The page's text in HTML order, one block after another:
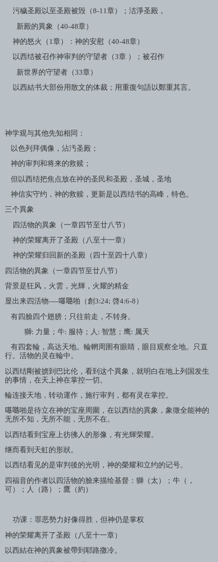
污穢圣殿以至圣殿被毁（8-11章）；洁淨圣殿，
新殿的異象（40-48章）
神的怒火（1章）：神的安慰（40-48章）
以西结被召作神审判的守望者（3章 ）；被召作
新世界的守望者（33章）
以西結书大部份用散文的体裁；用重復句語以鄭重其言。
神学观与其他先知相同：
以色列拜偶像，沾汚圣殿；
神的审判和将来的救赎；
但以西结把焦点放在祌的圣民和圣殿，圣城，圣地
神信实守约，神的救赎，更新是以西结书的高峰，特色。
三个異象
四活物的異象（一章四节至廿八节）
神的荣耀离开了圣殿（八至十一章）
神的荣耀归回新的圣殿（四十至四十八章）
四活物的異象（一章四节至廿八节）
背景是狂风，火雲，光輝，火耀的精金
显出来四活物----𠼻𡀔啪（創3:24; 啓4:6-8）
有四臉四个翅膀；只往前走，不转身。
獅: 力量；牛: 服待；人 : 智慧；鹰: 属天
有四套輪，高达天地。輪輞周圉有眼睛，眼目观察全地。只直
行。活物的灵在輪中。
以西结剛被掳到巴比伦，看到这个異象，就明白在地上列国发生
的事情，在天上神在掌控一切。
輪连接天地，转动運作，施行审判，都有灵在掌控。
𠼻𡀔啪是待立在神的宝座周圍，在以西结的異象，象徵全能神的
无所不知，无所不能，无所不在。
以西结看到宝座上彷彿人的形像，有光輝荣耀。
继而看到天虹的形狀。
以西结看见的是审判後的光明，神的榮耀和立约的记号。
四福音的作者以四活物的臉来描绘基督：獅（太）；牛（，
可）；人（路）；鷹（約）
功课：罪恶勢力好像得胜，但神仍是掌权
神的荣耀离开了圣殿（八至十一章）
以西結在神的異象被帶到耶路撒冷。